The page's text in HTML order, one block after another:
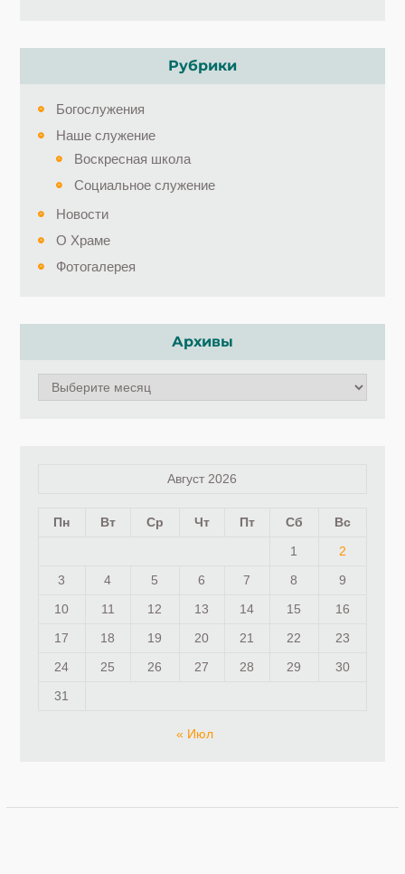
Рубрики
Богослужения
Наше служение
Воскресная школа
Социальное служение
Новости
О Храме
Фотогалерея
Архивы
Архивы
Август 2026
Пн Вт Ср Чт Пт Сб
Вс
1
2
3
4 5 6 7 8
9
10
11 12 13 14 15
16
17
18 19 20 21 22
23
24
25 26 27 28 29
30
31
« Июл